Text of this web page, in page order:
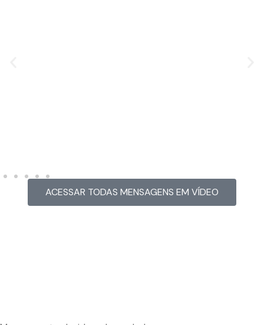
ACESSAR TODAS MENSAGENS EM VÍDEO